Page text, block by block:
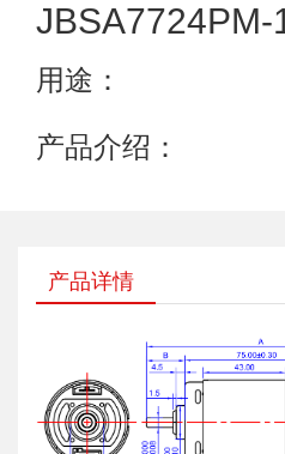
JBSA7724PM-
用途：
产品介绍：
产品详情